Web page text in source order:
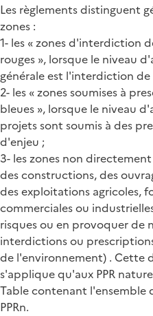
Les règlements distinguent
zones :
1- les « zones d'interdiction
rouges », lorsque le niveau
générale est l'interdiction
2- les « zones soumises à
bleues », lorsque le niveau
projets sont soumis à des
d'enjeu ;
3- les zones non
des constructions, des
des exploitations agricoles,
commerciales ou
risques ou en provoquer de
interdictions ou
de l'environnement) . Cette
s'applique qu'aux PPR
Table contenant l'ensemble
PPRn.